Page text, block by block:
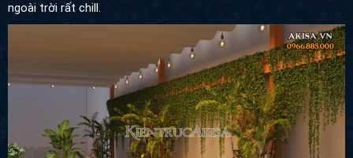
ngoài trời rất chill.